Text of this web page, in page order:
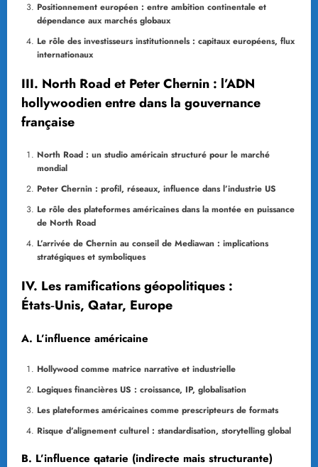
Positionnement européen : entre ambition continentale et
dépendance aux marchés globaux
Le rôle des investisseurs institutionnels : capitaux européens, flux
internationaux
III. North Road et Peter Chernin : l’ADN
hollywoodien entre dans la gouvernance
française
North Road : un studio américain structuré pour le marché
mondial
Peter Chernin : profil, réseaux, influence dans l’industrie US
Le rôle des plateformes américaines dans la montée en puissance
de North Road
L’arrivée de Chernin au conseil de Mediawan : implications
stratégiques et symboliques
IV. Les ramifications géopolitiques :
États‑Unis, Qatar, Europe
A. L’influence américaine
Hollywood comme matrice narrative et industrielle
Logiques financières US : croissance, IP, globalisation
Les plateformes américaines comme prescripteurs de formats
Risque d’alignement culturel : standardisation, storytelling global
B. L’influence qatarie (indirecte mais structurante)